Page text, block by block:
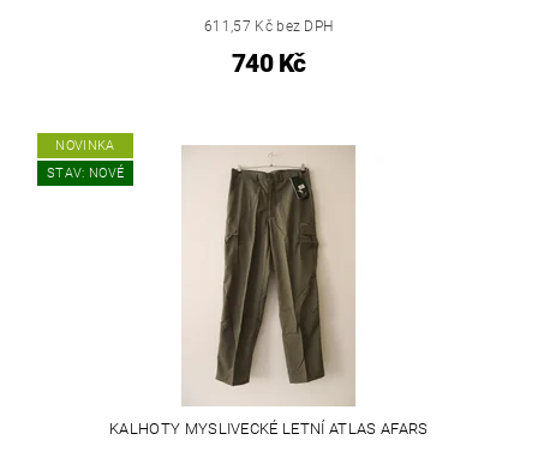
611,57 Kč bez DPH
740 Kč
NOVINKA
STAV: NOVÉ
KALHOTY MYSLIVECKÉ LETNÍ ATLAS AFARS